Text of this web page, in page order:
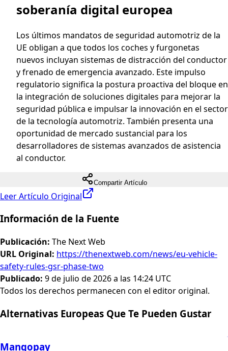
soberanía digital europea
Los últimos mandatos de seguridad automotriz de la
UE obligan a que todos los coches y furgonetas
nuevos incluyan sistemas de distracción del conductor
y frenado de emergencia avanzado. Este impulso
regulatorio significa la postura proactiva del bloque en
la integración de soluciones digitales para mejorar la
seguridad pública e impulsar la innovación en el sector
de la tecnología automotriz. También presenta una
oportunidad de mercado sustancial para los
desarrolladores de sistemas avanzados de asistencia
al conductor.
Compartir Artículo
Leer Artículo Original
Información de la Fuente
Publicación: The Next Web
URL Original: https://thenextweb.com/news/eu-vehicle-
safety-rules-gsr-phase-two
Publicado: 9 de julio de 2026 a las 14:24 UTC
Todos los derechos permanecen con el editor original.
Alternativas Europeas Que Te Pueden Gustar
Mangopay